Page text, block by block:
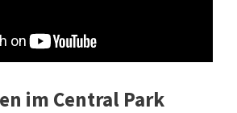
im Central Park